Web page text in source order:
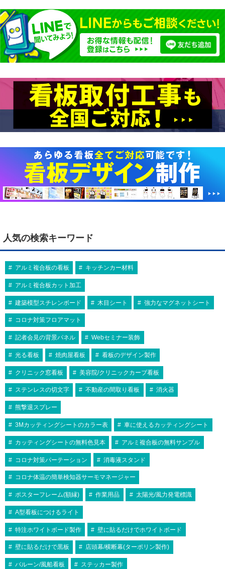
人気の検索キーワード
アルミ複合板の看板 キッチンカー材料
アルミ複合板カット加工
建築模型スチレンボード 木目シート 強力なマグネットシート
コロナ対策フロアマット
記者会見の背景パネル Webセミナー装飾
光る看板 焼肉屋看板 看板のデザイン製作
クリニック窓看板 美容院/クリニックカーブ看板
ステンレスの切文字 不動産の間取り看板 消火器
熊撃退スプレー
3Mカッティングシートのカラー表 車に使えるカッティングシート
カッティングシートの無料色見本 アルミ複合板の無料サンプル
コロナ対策パーテーション 消毒液スタンド
コロナ体温の簡単検知器サーモマネージャー
ポスターフレーム(額縁) 作業用品 太陽光/風力発電標識
A型看板につけるライト
特注ホワイトボード製作 壁に貼るだけでホワイトボード
壁に貼るだけで黒板 店頭幕/横断幕(ターポリン製作)
バルーン/風船看板 ステッカー製作